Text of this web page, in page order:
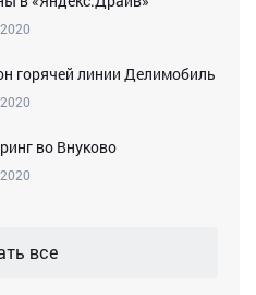
горячей линии Делимобиль
во Внуково
все